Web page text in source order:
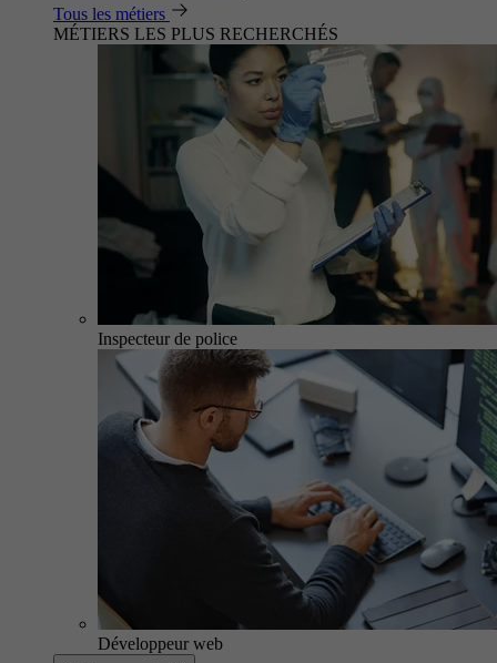
Tous les métiers
MÉTIERS LES PLUS RECHERCHÉS
Inspecteur de police
Développeur web